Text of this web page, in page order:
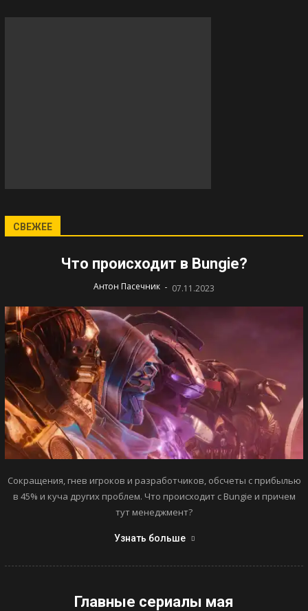
СВЕЖЕЕ
Что происходит в Bungie?
Антон Пасечник - 07.11.2023
Сокращения, гнев игроков и разработчиков, обсчеты с прибылью
в 45% и куча других проблем. Что происходит с Bungie и причем
тут менеджмент?
Узнать больше
Главные сериалы мая